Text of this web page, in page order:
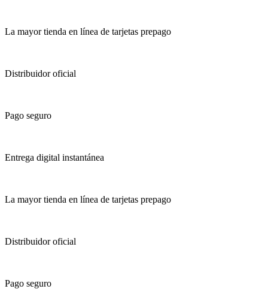
La mayor tienda en línea de tarjetas prepago
Distribuidor oficial
Pago seguro
Entrega digital instantánea
La mayor tienda en línea de tarjetas prepago
Distribuidor oficial
Pago seguro